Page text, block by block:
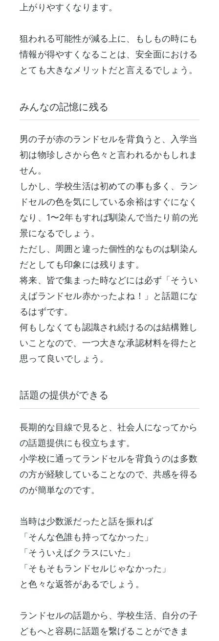
上がりやすくなります。
狙われる可能性が減る上に、もしもの時にも
情報が得やすくなることは、安全面における
とても大きなメリットだと言えるでしょう。
みんなの記憶に残る
男の子が赤のランドセルを背負うと、入学当
初は物珍しさから色々と言われるかもしれま
せん。
しかし、学校生活は初めての事も多く、ラン
ドセルの色を気にしている余裕はすぐになく
なり、1〜2年もすれば馴染んで当たり前の光
景になるでしょう。
ただし、周囲と違った個性的なものは馴染ん
だとしても印象には残ります。
将来、皆で集まった時などには必ず「そうい
えばランドセル赤かったよね！」と話題にな
るはずです。
​何もしなくても認識され続けるのは結構難し
いことなので、一つ大きな承認材料を得たと
思って良いでしょう。
話題の提供ができる
長期的な目線で見ると、社会人になってから
の話題提供にも役立ちます。
小学校に通ってランドセルを背負うのは多数
の方が経験していることなので、共感を得る
のが簡単なのです。
当時は少数派だったと話を振れば
「そんな色誰も持ってなかった」
「そういえばクラスにいた」
「そもそもランドセルじゃなかった」
と色々な返答があるでしょう。
ランドセルの話題から、学校生活、自分の子
どもへと容易に話題を繋げることができま